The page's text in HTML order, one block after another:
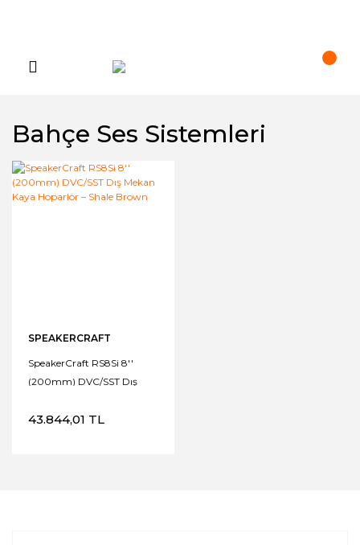
Bahçe Ses Sistemleri
SPEAKERCRAFT
SpeakerCraft RS8Si 8''
(200mm) DVC/SST Dış
Shale Brown
43.844,01 TL